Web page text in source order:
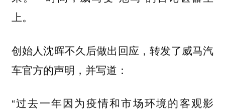
上。
创始人沈晖不久后做出回应，转发了威马汽
车官方的声明，并写道：
“过去一年因为疫情和市场环境的客观影